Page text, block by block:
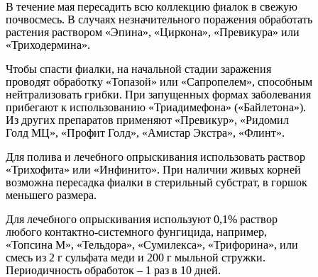
В течение мая пересадить всю коллекцию фиалок в свежую
почвосмесь. В случаях незначительного поражения обработать
растения раствором «Эпина», «Циркона», «Превикура» или
«Триходермина».
Чтобы спасти фиалки, на начальной стадии заражения
проводят обработку «Топазой» или «Сапропелем», способным
нейтрализовать грибки. При запущенных формах заболевания
прибегают к использованию «Триадимефона» («Байлетона»).
Из других препаратов применяют «Превикур», «Ридомил
Голд МЦ», «Профит Голд», «Амистар Экстра», «Флинт».
Для полива и лечебного опрыскивания использовать раствор
«Трихофита» или «Инфинито». При наличии живых корней
возможна пересадка фиалки в стерильный субстрат, в горшок
меньшего размера.
Для лечебного опрыскивания используют 0,1% раствор
любого контактно-системного фунгицида, например,
«Топсина М», «Тельдора», «Сумилекса», «Трифорина», или
смесь из 2 г сульфата меди и 200 г мыльной стружки.
Периодичность обработок – 1 раз в 10 дней.